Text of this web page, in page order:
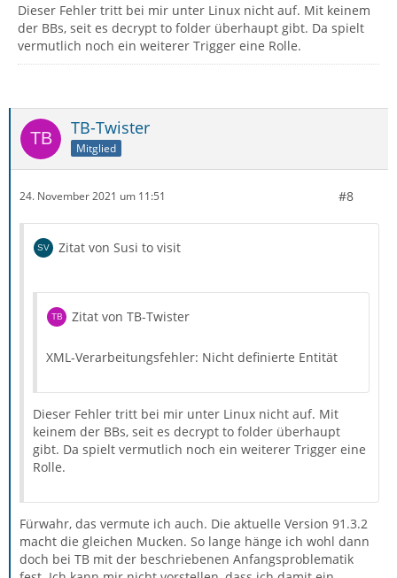
Dieser Fehler tritt bei mir unter Linux nicht auf. Mit keinem
der BBs, seit es decrypt to folder überhaupt gibt. Da spielt
vermutlich noch ein weiterer Trigger eine Rolle.
TB-Twister
Mitglied
24. November 2021 um 11:51 #8
Zitat von Susi to visit
Zitat von TB-Twister
XML-Verarbeitungsfehler: Nicht definierte Entität
Dieser Fehler tritt bei mir unter Linux nicht auf. Mit
keinem der BBs, seit es decrypt to folder überhaupt
gibt. Da spielt vermutlich noch ein weiterer Trigger eine
Rolle.
Fürwahr, das vermute ich auch. Die aktuelle Version 91.3.2
macht die gleichen Mucken. So lange hänge ich wohl dann
doch bei TB mit der beschriebenen Anfangsproblematik